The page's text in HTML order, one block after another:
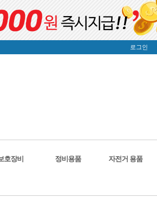
로그인
호장비 정비용품 자전거 용품